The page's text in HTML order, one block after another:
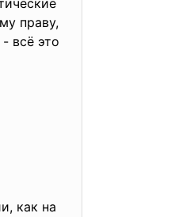
праву,
всё это
как на